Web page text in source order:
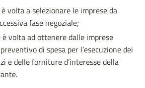
volta a selezionare le imprese da
fase negoziale;
è volta ad ottenere dalle imprese
di spesa per l’esecuzione dei
e delle forniture d’interesse della